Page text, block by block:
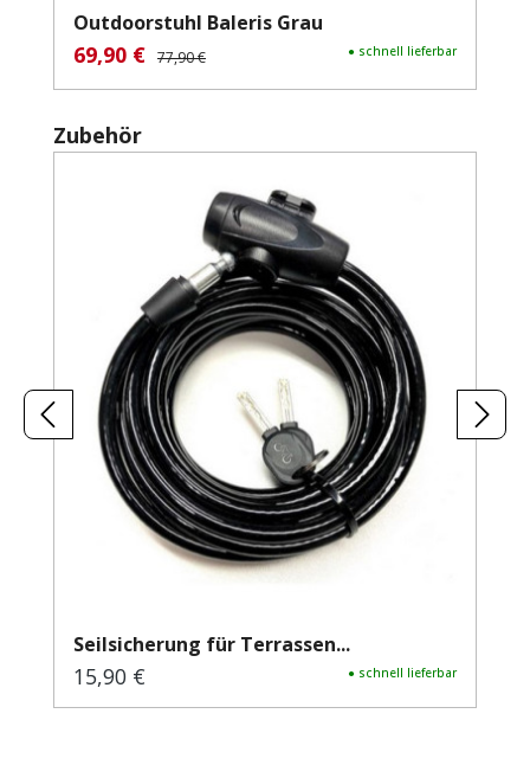
Outdoorstuhl Baleris Grau
Verkaufspreis:
69,90 € Regulärer Preis:
77,90 € ● schnell lieferbar
Produktgalerie überspringen
Zubehör
Seilsicherung für Terrassen...
Regulärer Preis:
15,90 € ● schnell lieferbar